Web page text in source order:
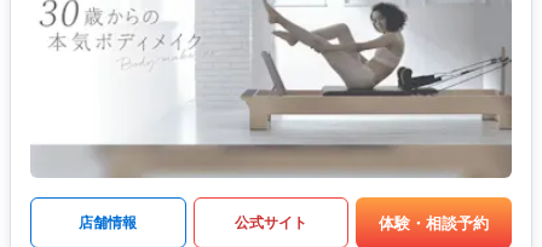
店舗情報 公式サイト 体験・相談予約